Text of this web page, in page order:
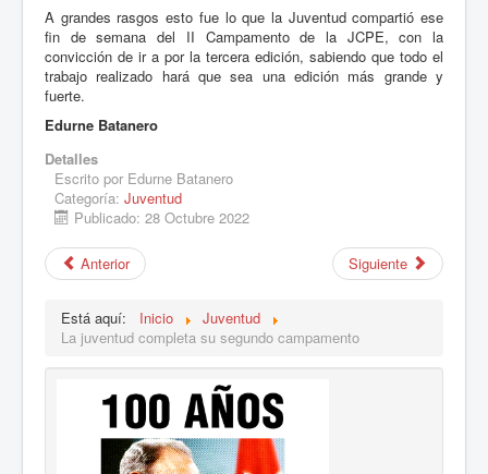
A grandes rasgos esto fue lo que la Juventud compartió ese
fin de semana del II Campamento de la JCPE, con la
convicción de ir a por la tercera edición, sabiendo que todo el
trabajo realizado hará que sea una edición más grande y
fuerte.
Edurne Batanero
Detalles
Escrito por Edurne Batanero
Categoría: Juventud
Publicado: 28 Octubre 2022
Anterior Siguiente
Está aquí: Inicio
Juventud
La juventud completa su segundo campamento